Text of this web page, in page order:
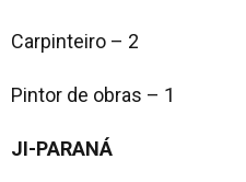
Carpinteiro – 2
Pintor de obras – 1
JI-PARANÁ